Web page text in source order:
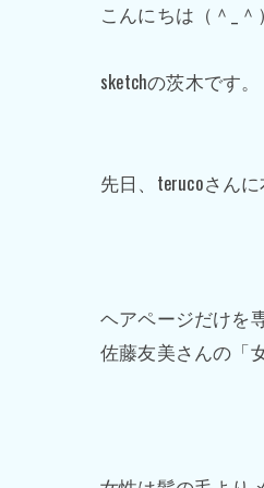
こんにちは（＾_＾
sketchの茨木です。
先日、terucoさん
ヘアページだけを
佐藤友美さんの「